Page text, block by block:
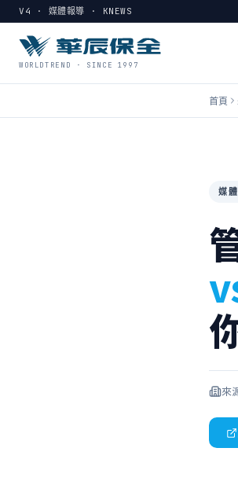
V4 · 媒體報導 · KNEWS
WORLDTREND · SINCE 1997
首頁
媒
來